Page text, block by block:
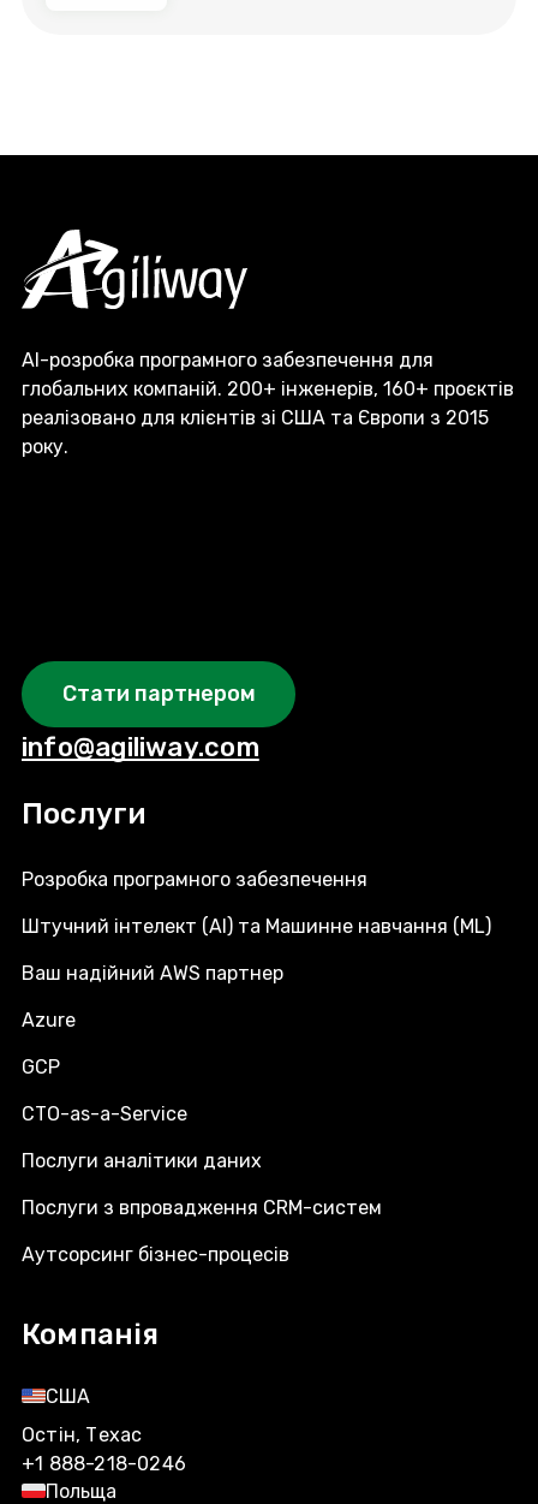
AI-розробка програмного забезпечення для
глобальних компаній. 200+ інженерів, 160+ проєктів
реалізовано для клієнтів зі США та Європи з 2015
року.
Стати партнером
info@agiliway.com
Послуги
Розробка програмного забезпечення
Штучний інтелект (AI) та Машинне навчання (ML)
Ваш надійний AWS партнер
Azure
GCP
CTO-as-a-Service
Послуги аналітики даних
Послуги з впровадження CRM-систем
Аутсорсинг бізнес-процесів
Компанія
США
Остін, Техас
+1 888-218-0246
Польща